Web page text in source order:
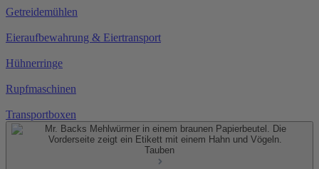
Getreidemühlen
Eieraufbewahrung & Eiertransport
Hühnerringe
Rupfmaschinen
Transportboxen
Tauben